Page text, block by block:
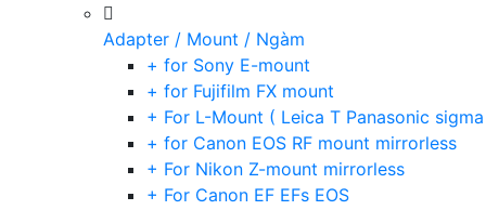
Adapter / Mount / Ngàm
+ for Sony E-mount
+ for Fujifilm FX mount
+ For L-Mount ( Leica T Panasonic
+ for Canon EOS RF mount mirrorless
+ For Nikon Z-mount mirrorless
+ For Canon EF EFs EOS